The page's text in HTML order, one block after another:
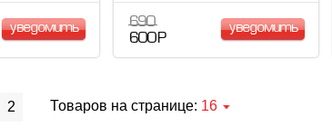
уведомить
690
600 Р
уведомить
2 Товаров на странице: 16